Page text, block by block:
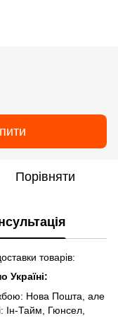
Порівняти
товарів:
Україні:
Нова Пошта, але
Ін-Тайм, Гюнсел,